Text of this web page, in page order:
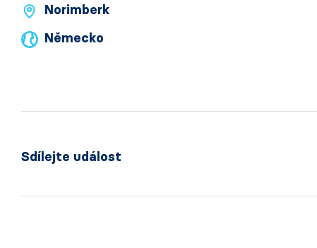
Norimberk
Německo
Sdílejte událost